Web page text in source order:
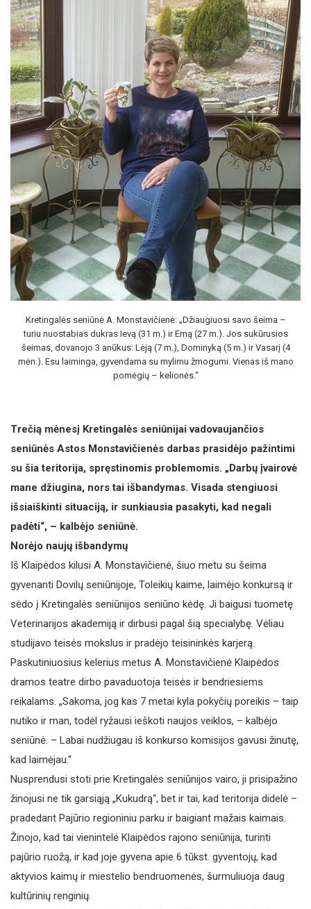
Kretingalės seniūnė A. Monstavičienė: „Džiaugiuosi savo šeima –
turiu nuostabias dukras Ievą (31 m.) ir Emą (27 m.). Jos sukūrusios
šeimas, dovanojo 3 anūkus: Lėją (7 m.), Dominyką (5 m.) ir Vasarį (4
mėn.). Esu laiminga, gyvendama su mylimu žmogumi. Vienas iš mano
pomėgių – kelionės.“
Trečią mėnesį Kretingalės seniūnijai vadovaujančios
seniūnės Astos Monstavičienės darbas prasidėjo pažintimi
su šia teritorija, spręstinomis problemomis. „Darbų įvairovė
mane džiugina, nors tai išbandymas. Visada stengiuosi
išsiaiškinti situaciją, ir sunkiausia pasakyti, kad negali
padėti“, – kalbėjo seniūnė.
Norėjo naujų išbandymų
Iš Klaipėdos kilusi A. Monstavičienė, šiuo metu su šeima
gyvenanti Dovilų seniūnijoje, Toleikių kaime, laimėjo konkursą ir
sėdo į Kretingalės seniūnijos seniūno kėdę. Ji baigusi tuometę
Veterinarijos akademiją ir dirbusi pagal šią specialybę. Vėliau
studijavo teisės mokslus ir pradėjo teisininkės karjerą.
Paskutiniuosius kelerius metus A. Monstavičienė Klaipėdos
dramos teatre dirbo pavaduotoja teisės ir bendriesiems
reikalams. „Sakoma, jog kas 7 metai kyla pokyčių poreikis – taip
nutiko ir man, todėl ryžausi ieškoti naujos veiklos, – kalbėjo
seniūnė. – Labai nudžiugau iš konkurso komisijos gavusi žinutę,
kad laimėjau.“
Nusprendusi stoti prie Kretingalės seniūnijos vairo, ji prisipažino
žinojusi ne tik garsiąją „Kukudrą“, bet ir tai, kad teritorija didelė –
pradedant Pajūrio regioniniu parku ir baigiant mažais kaimais.
Žinojo, kad tai vienintelė Klaipėdos rajono seniūnija, turinti
pajūrio ruožą, ir kad joje gyvena apie 6 tūkst. gyventojų, kad
aktyvios kaimų ir miestelio bendruomenės, šurmuliuoja daug
kultūrinių renginių.